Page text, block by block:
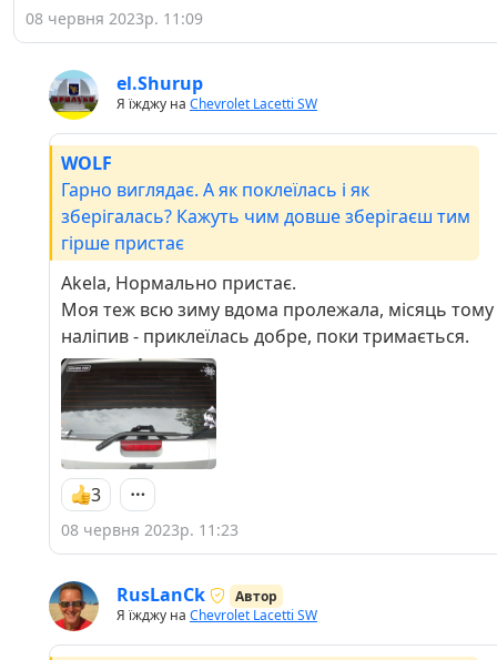
08 червня 2023р. 11:09
el.Shurup
Я їжджу на Chevrolet Lacetti SW
WOLF
Гарно виглядає. А як поклеїлась і як
зберігалась? Кажуть чим довше зберігаєш тим
гірше пристає
Akela, Нормально пристає.
Моя теж всю зиму вдома пролежала, місяць тому
наліпив - приклеїлась добре, поки тримається.
3
08 червня 2023р. 11:23
RusLanCk
Автор
Я їжджу на Chevrolet Lacetti SW